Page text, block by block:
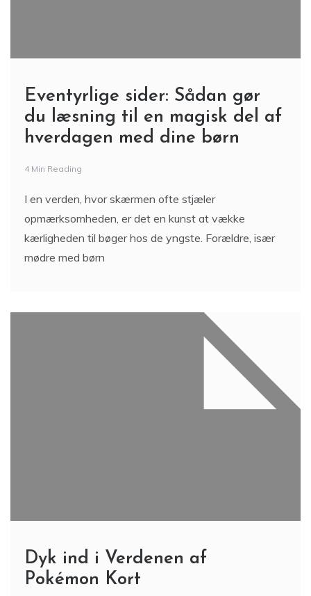
Eventyrlige sider: Sådan gør
du læsning til en magisk del af
hverdagen med dine børn
4 Min Reading
I en verden, hvor skærmen ofte stjæler
opmærksomheden, er det en kunst at vække
kærligheden til bøger hos de yngste. Forældre, især
mødre med børn
Dyk ind i Verdenen af
Pokémon Kort